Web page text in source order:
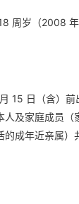
周岁（2008
15 日（含）前
及家庭成员（
成年近亲属）